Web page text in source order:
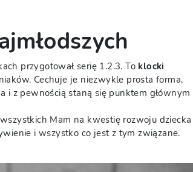
przygotował serię 1.2.3. To klocki
Cechuje je niezwykle prosta forma,
i z pewnością staną się punktem głównym
Mam na kwestię rozwoju dziecka
i wszystko co jest z tym związane.